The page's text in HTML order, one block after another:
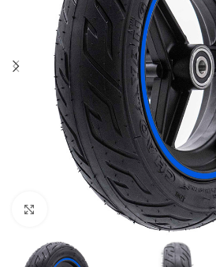
Click to enlarge